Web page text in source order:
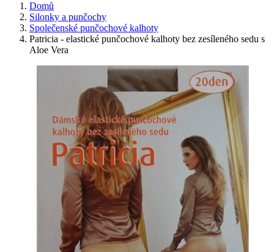
Domů
Silonky a punčochy
Společenské punčochové kalhoty
Patricia - elastické punčochové kalhoty bez zesíleného sedu s
Aloe Vera